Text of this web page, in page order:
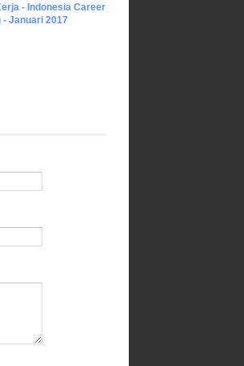
- Indonesia Career
- Januari 2017